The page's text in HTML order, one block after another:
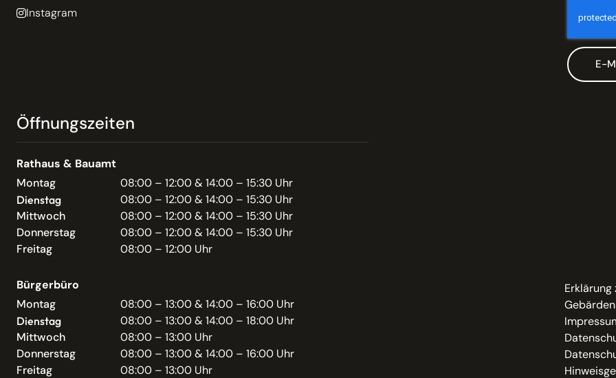
Instagram
E-
Öffnungszeiten
Rathaus & Bauamt
Montag
08:00 – 12:00 & 14:00 – 15:30 Uhr
Dienstag
08:00 – 12:00 & 14:00 – 15:30 Uhr
Mittwoch
08:00 – 12:00 & 14:00 – 15:30 Uhr
Donnerstag
08:00 – 12:00 & 14:00 – 15:30 Uhr
Freitag
08:00 – 12:00 Uhr
Bürgerbüro
Montag
08:00 – 13:00 & 14:00 – 16:00 Uhr
Dienstag
08:00 – 13:00 & 14:00 – 18:00 Uhr
Mittwoch
08:00 – 13:00 Uhr
Donnerstag
08:00 – 13:00 & 14:00 – 16:00 Uhr
Freitag
08:00 – 13:00 Uhr